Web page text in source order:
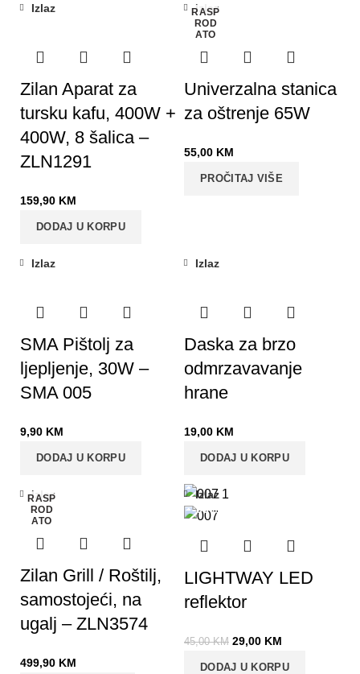
Izlaz
Zilan Aparat za
tursku kafu, 400W +
400W, 8 šalica –
ZLN1291
159,90 KM
DODAJ U KORPU
RASP
ROD
ATO
Izlaz
Univerzalna stanica
za oštrenje 65W
55,00 KM
PROČITAJ VIŠE
Izlaz
SMA Pištolj za
ljepljenje, 30W –
SMA 005
9,90 KM
DODAJ U KORPU
Izlaz
Daska za brzo
odmrzavavanje
hrane
19,00 KM
DODAJ U KORPU
RASP
ROD
ATO
Izlaz
Zilan Grill / Roštilj,
samostojeći, na
ugalj – ZLN3574
499,90 KM
-36%
Izlaz
LIGHTWAY LED
reflektor
45,00KM 29,00 KM
DODAJ U KORPU